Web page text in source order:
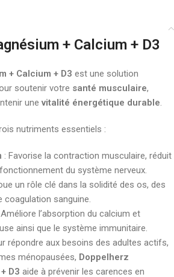
+ Calcium + D3
+ Calcium + D3 est une solution
soutenir votre santé musculaire,
une vitalité énergétique durable.
nutriments essentiels :
: Favorise la contraction musculaire, réduit
du système nerveux.
un rôle clé dans la solidité des os, des
coagulation sanguine.
Améliore l’absorption du calcium et
ainsi que le système immunitaire.
répondre aux besoins des adultes actifs,
ménopausées, Doppelherz
D3 aide à prévenir les carences en